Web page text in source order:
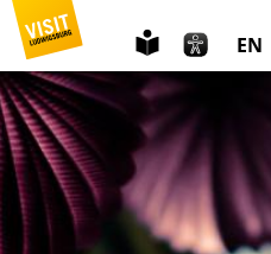
leichte
Sprache
EN